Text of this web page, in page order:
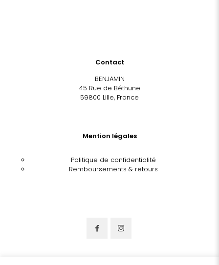
Contact
BENJAMIN
45 Rue de Béthune
59800 Lille, France
Mention légales
Politique de confidentialité
Remboursements & retours